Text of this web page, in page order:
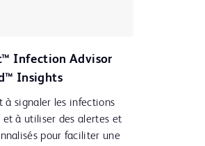
Infection Advisor
Insights
signaler les infections
à utiliser des alertes et
pour faciliter une